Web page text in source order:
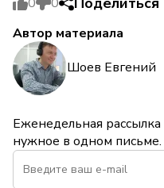
Автор материала
Шоев Евгений
Еженедельная
нужное в одном